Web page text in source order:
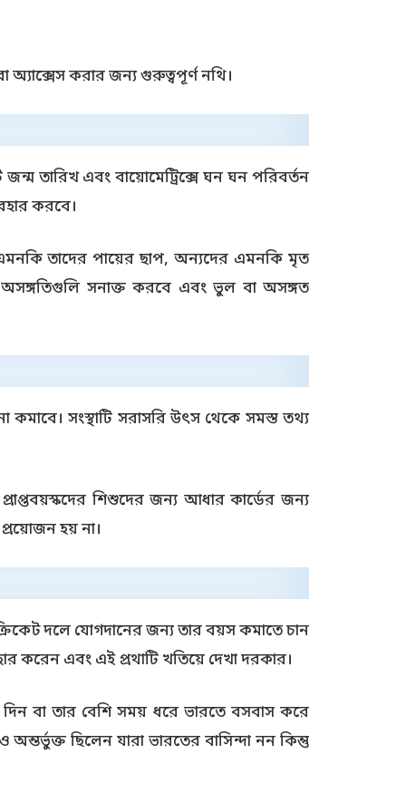
অ্যাক্সেস করার জন্য গুরুত্বপূর্ণ নথি।
তারিখ এবং বায়োমেট্রিক্সে ঘন ঘন পরিবর্তন
করবে।
তাদের পায়ের ছাপ, অন্যদের এমনকি মৃত
সনাক্ত করবে এবং ভুল বা অসঙ্গত
সংস্থাটি সরাসরি উৎস থেকে সমস্ত তথ্য
শিশুদের জন্য আধার কার্ডের জন্য
হয় না।
দলে যোগদানের জন্য তার বয়স কমাতে চান
এবং এই প্রথাটি খতিয়ে দেখা দরকার।
বা তার বেশি সময় ধরে ভারতে বসবাস করে
ছিলেন যারা ভারতের বাসিন্দা নন কিন্তু